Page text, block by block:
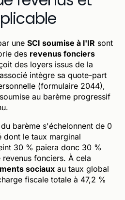
une SCI soumise à l'IR sont
des revenus fonciers
des loyers issus de la
intègre sa quote-part
(formulaire 2044),
au barème progressif
barème s'échelonnent de 0
dont le taux marginal
30 % paiera donc 30 %
fonciers. À cela
sociaux au taux global
fiscale totale à 47,2 %